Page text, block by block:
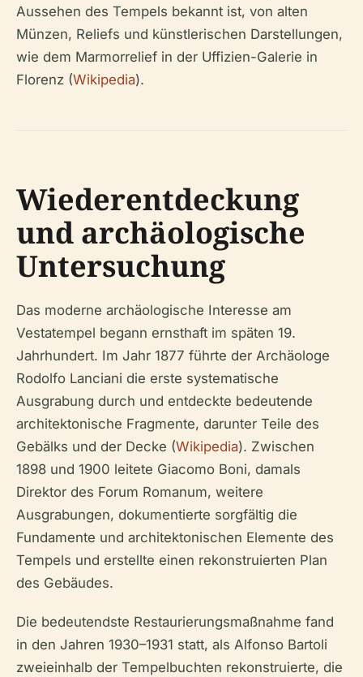
Aussehen des Tempels bekannt ist, von alten
Münzen, Reliefs und künstlerischen Darstellungen,
wie dem Marmorrelief in der Uffizien-Galerie in
Florenz (Wikipedia).
Wiederentdeckung
und archäologische
Untersuchung
Das moderne archäologische Interesse am
Vestatempel begann ernsthaft im späten 19.
Jahrhundert. Im Jahr 1877 führte der Archäologe
Rodolfo Lanciani die erste systematische
Ausgrabung durch und entdeckte bedeutende
architektonische Fragmente, darunter Teile des
Gebälks und der Decke (Wikipedia). Zwischen
1898 und 1900 leitete Giacomo Boni, damals
Direktor des Forum Romanum, weitere
Ausgrabungen, dokumentierte sorgfältig die
Fundamente und architektonischen Elemente des
Tempels und erstellte einen rekonstruierten Plan
des Gebäudes.
Die bedeutendste Restaurierungsmaßnahme fand
in den Jahren 1930–1931 statt, als Alfonso Bartoli
zweieinhalb der Tempelbuchten rekonstruierte, die